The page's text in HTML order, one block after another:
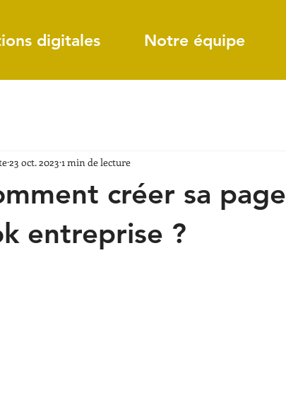
digitales Notre équipe
créer sa page
entreprise ?
23 oct. 2023 1 min de lecture